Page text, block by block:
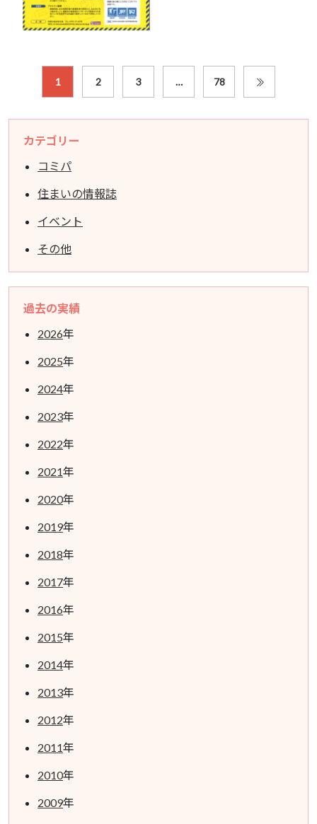
1 2 3 … 78
カテゴリー
コミパ
住まいの情報誌
イベント
その他
過去の実績
2026年
2025年
2024年
2023年
2022年
2021年
2020年
2019年
2018年
2017年
2016年
2015年
2014年
2013年
2012年
2011年
2010年
2009年